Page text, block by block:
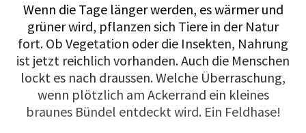
Wenn die Tage länger werden, es wärmer und
grüner wird, pflanzen sich Tiere in der Natur
fort. Ob Vegetation oder die Insekten, Nahrung
ist jetzt reichlich vorhanden. Auch die Menschen
lockt es nach draussen. Welche Überraschung,
wenn plötzlich am Ackerrand ein kleines
braunes Bündel entdeckt wird. Ein Feldhase!